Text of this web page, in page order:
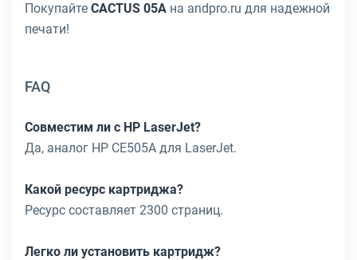
Покупайте CACTUS 05A на andpro.ru для надежной
печати!
FAQ
Совместим ли с HP LaserJet?
Да, аналог HP CE505A для LaserJet.
Какой ресурс картриджа?
Ресурс составляет 2300 страниц.
Легко ли установить картридж?